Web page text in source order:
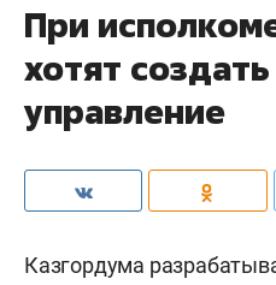
При
хотят
управление
Казгордума